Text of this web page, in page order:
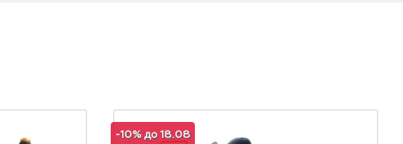
-10% до 18.08